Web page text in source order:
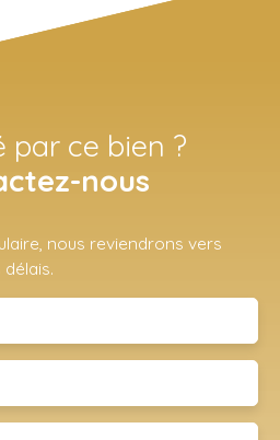
par ce bien ?
nous
nous reviendrons vers